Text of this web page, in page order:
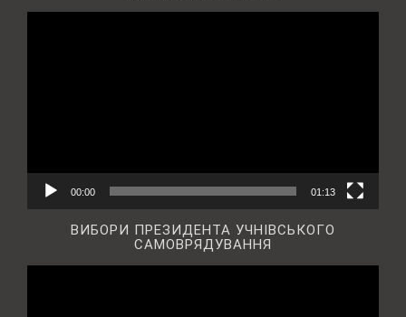
00:00 01:13
ВИБОРИ ПРЕЗИДЕНТА УЧНІВСЬКОГО
САМОВРЯДУВАННЯ